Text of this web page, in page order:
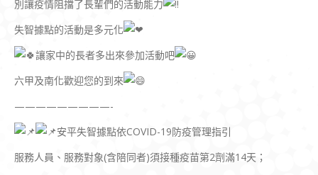
別讓疫情阻擋了長輩們的活動能力
失智據點的活動是多元化
讓家中的長者多出來參加活動吧
六甲及南化歡迎您的到來
—————————-
安平失智據點依COVID-19防疫管理指引
服務人員、服務對象(含陪同者)須接種疫苗第2劑滿14天；